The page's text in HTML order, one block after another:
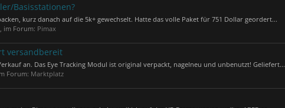
Basisstationen?
kurz danach auf die 5k+ gewechselt. Hatte das volle Paket für 751 Dollar geordert...
im Forum: Pimax
versandbereit
an. Das Eye Tracking Modul ist original verpackt, nagelneu und unbenutzt! Geliefert...
Forum: Marktplatz